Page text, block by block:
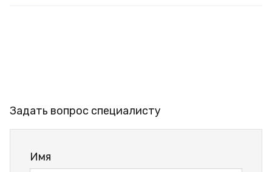
Задать вопрос специалисту
Имя